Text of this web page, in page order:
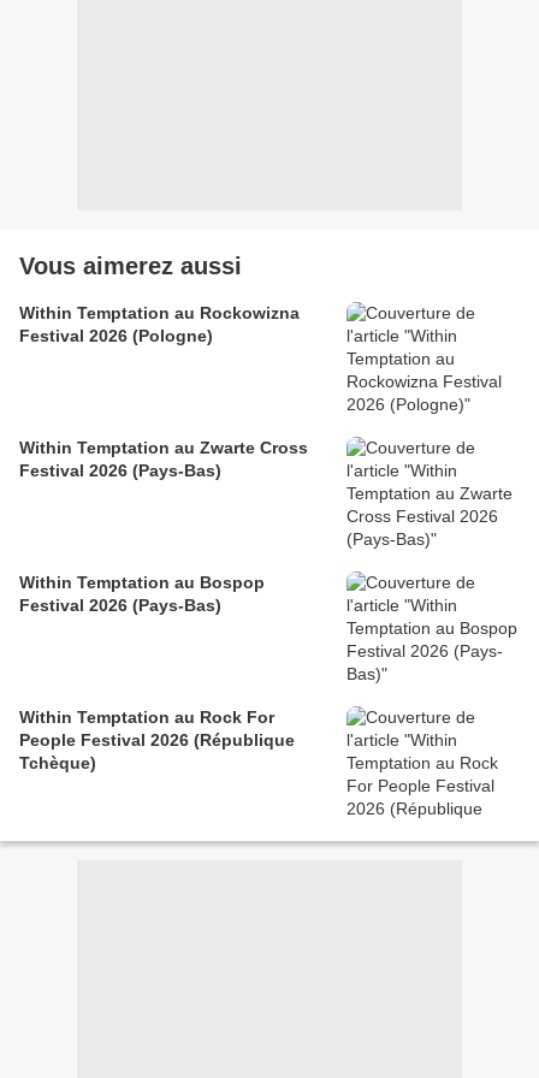
Vous aimerez aussi
Within Temptation au Rockowizna
Festival 2026 (Pologne)
Within Temptation au Zwarte Cross
Festival 2026 (Pays-Bas)
Within Temptation au Bospop
Festival 2026 (Pays-Bas)
Within Temptation au Rock For
People Festival 2026 (République
Tchèque)